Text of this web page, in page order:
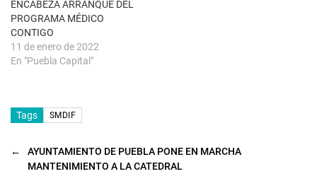
e
v
ENCABEZA ARRANQUE DEL
PROGRAMA MÉDICO
CONTIGO
11 de enero de 2022
En "Puebla Capital"
Tags SMDIF
←
AYUNTAMIENTO DE PUEBLA PONE EN MARCHA
MANTENIMIENTO A LA CATEDRAL